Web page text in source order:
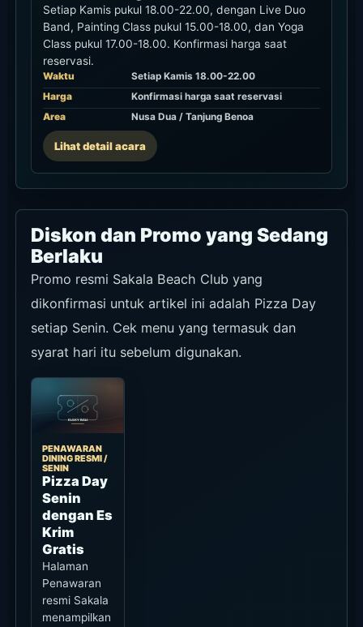
Setiap Kamis pukul 18.00-22.00, dengan Live Duo
Band, Painting Class pukul 15.00-18.00, dan Yoga
Class pukul 17.00-18.00. Konfirmasi harga saat
reservasi.
Waktu
Setiap Kamis 18.00-22.00
Harga
Konfirmasi harga saat reservasi
Area
Nusa Dua / Tanjung Benoa
Lihat detail acara
Diskon dan Promo yang Sedang
Berlaku
Promo resmi Sakala Beach Club yang
dikonfirmasi untuk artikel ini adalah Pizza Day
setiap Senin. Cek menu yang termasuk dan
syarat hari itu sebelum digunakan.
PENAWARAN
DINING RESMI /
SENIN
Pizza Day
Senin
dengan Es
Krim
Gratis
Halaman
Penawaran
resmi Sakala
menampilkan